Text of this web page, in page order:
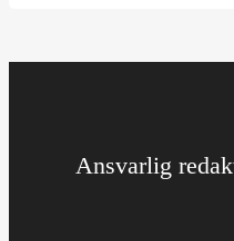
Ansvarlig